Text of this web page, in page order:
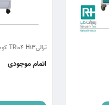
ترالیTR104 H13 کوچک
اتمام موجودی